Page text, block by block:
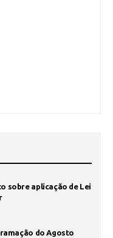
sobre aplicação de Lei
do Agosto